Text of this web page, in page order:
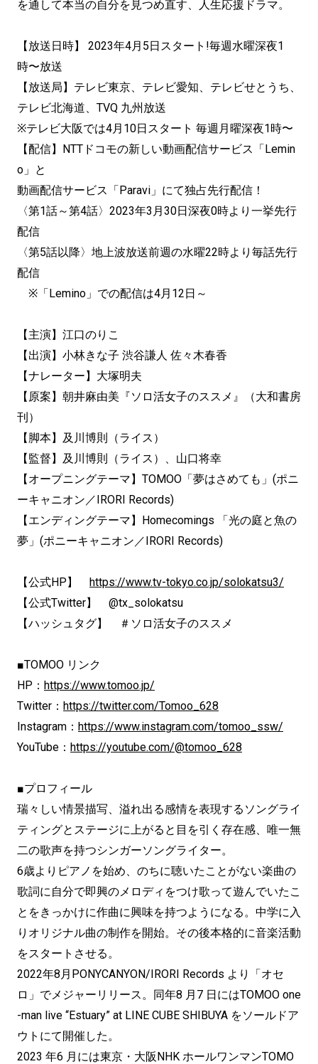
を通して本当の自分を見つめ直す、人生応援ドラマ。
【放送日時】 2023年4月5日スタート!毎週水曜深夜1
時〜放送
【放送局】テレビ東京、テレビ愛知、テレビせとうち、
テレビ北海道、TVQ 九州放送
※テレビ大阪では4月10日スタート 毎週月曜深夜1時〜
【配信】NTTドコモの新しい動画配信サービス「Lemin
o」と
動画配信サービス「Paravi」にて独占先行配信！
〈第1話～第4話〉2023年3月30日深夜0時より一挙先行
配信
〈第5話以降〉地上波放送前週の水曜22時より毎話先行
配信
※「Lemino」での配信は4月12日～
【主演】江口のりこ
【出演】小林きな子 渋谷謙人 佐々木春香
【ナレーター】大塚明夫
【原案】朝井麻由美『ソロ活女子のススメ』（大和書房
刊）
【脚本】及川博則（ライス）
【監督】及川博則（ライス）、山口将幸
【オープニングテーマ】TOMOO「夢はさめても」(ポニ
ーキャニオン／IRORI Records)
【エンディングテーマ】Homecomings 「光の庭と魚の
夢」(ポニーキャニオン／IRORI Records)
【公式HP】 https://www.tv-tokyo.co.jp/solokatsu3/
【公式Twitter】 @tx_solokatsu
【ハッシュタグ】 ＃ソロ活女子のススメ
■TOMOO リンク
HP： https://www.tomoo.jp/
Twitter： https://twitter.com/Tomoo_628
Instagram： https://www.instagram.com/tomoo_ssw/
YouTube： https://youtube.com/@tomoo_628
■プロフィール
瑞々しい情景描写、 溢れ出る感情を表現するソングライ
ティングとステージに上がると 目を引く存在感、唯一無
二の歌声を持つシンガーソングライター。
6歳よりピアノを始め、 のちに聴いたことがない楽曲の
歌詞に自分で即興のメロディをつけ歌って遊んでいたこ
とをきっかけに作曲に興味を持つようになる。 中学に入
りオリジナル曲の制作を開始。 その後本格的に音楽活動
をスタートさせる。
2022年8月PONYCANYON/IRORI Records より「オセ
ロ」でメジャーリリース。同年8 月7 日にはTOMOO one
-man live “Estuary” at LINE CUBE SHIBUYA をソールドア
ウトにて開催した。
2023 年6 月には東京・大阪NHK ホールワンマンTOMO